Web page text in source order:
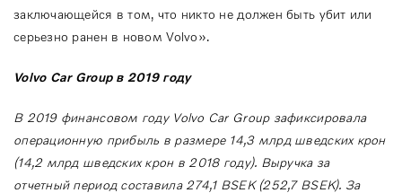
заключающейся в том, что никто не должен быть убит или
серьезно ранен в новом Volvo».
Volvo Car Group в 2019 году
В 2019 финансовом году Volvo Car Group зафиксировала
операционную прибыль в размере 14,3 млрд шведских крон
(14,2 млрд шведских крон в 2018 году). Выручка за
отчетный период составила 274,1 BSEK (252,7 BSEK). За